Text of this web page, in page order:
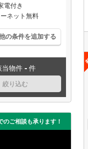
電付き
ネット無料
の条件を追加する
当物件 - 件
絞り込む
のご相談も承ります！